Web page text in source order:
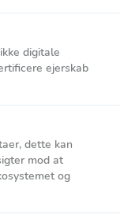
digitale
ejerskab
dette kan
mod at
og